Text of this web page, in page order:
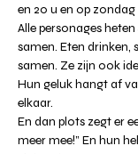
en 20 u en op zondag
Alle personages
samen. Eten drinken,
samen. Ze zijn ook
Hun geluk hangt af
elkaar.
En dan plots zegt er
meer mee!” En hun